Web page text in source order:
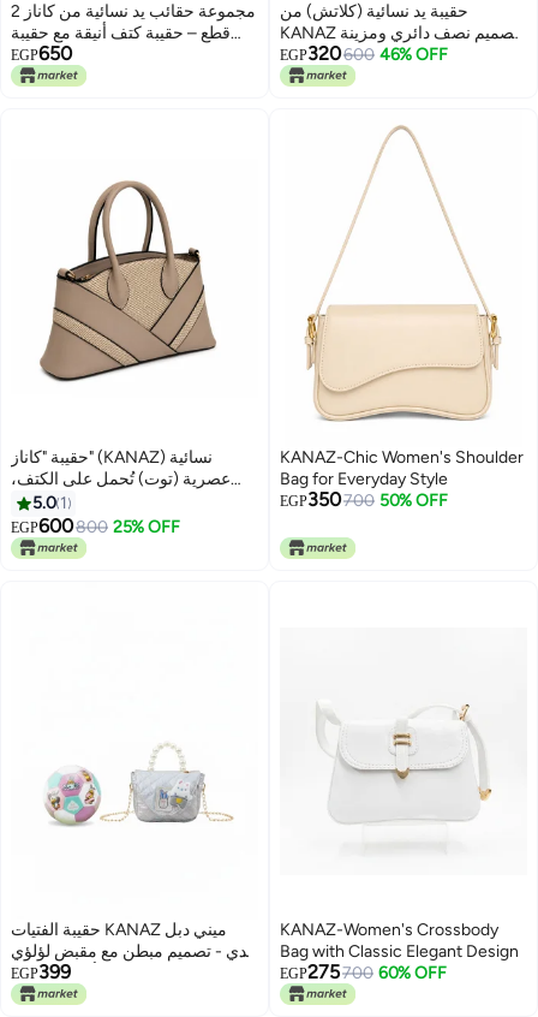
3
مجموعة حقائب يد نسائية من كاناز 2
قطع – حقيبة كتف أنيقة مع حقيبة
صغيرة متناسقة لحملها عبر الجسم،
حقيبة نسائية علوية بمقبض مع
EGP650
2
حقيبة يد نسائية (كلاتش) من
KANAZ بتصميم نصف دائري ومزينة
باللؤلؤ والأصداف
EGP320600 46% OFF
4
حقيبة "كاناز" (KANAZ) نسائية
عصرية (توت) تُحمل على الكتف،
مناسبة للعمل والاستخدام اليومي -
طقم من قطعتين
5.0 1
EGP600800 25% OFF 5
KANAZ-Chic Women's Shoulder
Bag for Everyday Style
EGP350700 50% OFF
4
حقيبة الفتيات KANAZ ميني دبل
تيدي - تصميم مبطن مع مقبض لؤلؤي
أنيق - موديل R3519 ميني دبل تيدي
بلون البيج
EGP399
5
KANAZ-Women's Crossbody
Bag with Classic Elegant Design
EGP275700 60% OFF